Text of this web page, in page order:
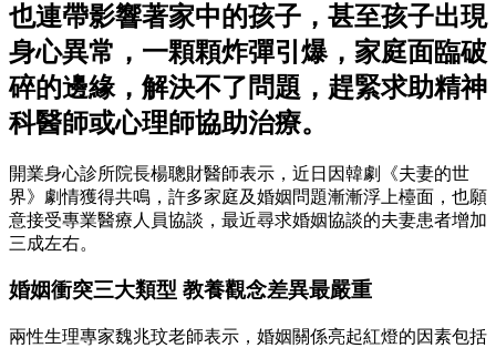
也連帶影響著家中的孩子，甚至孩子出現
身心異常，一顆顆炸彈引爆，家庭面臨破
碎的邊緣，解決不了問題，趕緊求助精神
科醫師或心理師協助治療。
開業身心診所院長楊聰財醫師表示，近日因韓劇《夫妻的世
界》劇情獲得共鳴，許多家庭及婚姻問題漸漸浮上檯面，也願
意接受專業醫療人員協談，最近尋求婚姻協談的夫妻患者增加
三成左右。
婚姻衝突三大類型 教養觀念差異最嚴重
兩性生理專家魏兆玟老師表示，婚姻關係亮起紅燈的因素包括